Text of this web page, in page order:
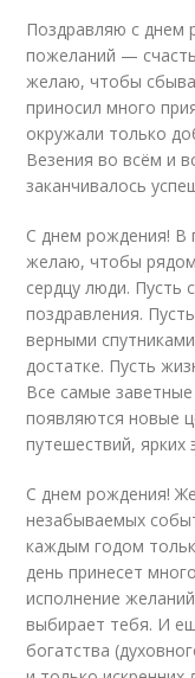
Поздравляю с днем
пожеланий —
желаю, чтобы
приносил много
окружали только
Везения во всём и
заканчивалось
С днем рождения! В
желаю, чтобы
сердцу люди. Пусть
поздравления.
верными
достатке. Пусть
Все самые
появляются новые
путешествий, ярких
С днем рождения!
незабываемых
каждым годом
день принесет
исполнение
выбирает тебя. И
богатства